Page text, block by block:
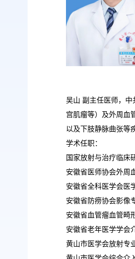
吴山 副主任医师，
宫肌瘤等）及外周血
以及下肢静脉曲张等
学术任职：
国家放射与治疗临床
安徽省医师协会外周
安徽省全科医学会医
安徽省防痨协会影像
安徽省血管瘤血管畸
安徽省老年医学学会
黄山市医学会放射专